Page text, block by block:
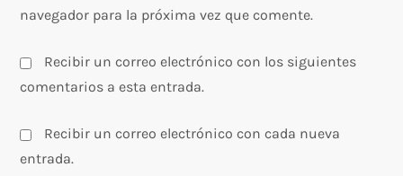
navegador para la próxima vez que comente.
Recibir un correo electrónico con los siguientes
comentarios a esta entrada.
Recibir un correo electrónico con cada nueva
entrada.